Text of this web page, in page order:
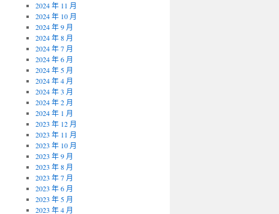
2024 年 11 月
2024 年 10 月
2024 年 9 月
2024 年 8 月
2024 年 7 月
2024 年 6 月
2024 年 5 月
2024 年 4 月
2024 年 3 月
2024 年 2 月
2024 年 1 月
2023 年 12 月
2023 年 11 月
2023 年 10 月
2023 年 9 月
2023 年 8 月
2023 年 7 月
2023 年 6 月
2023 年 5 月
2023 年 4 月